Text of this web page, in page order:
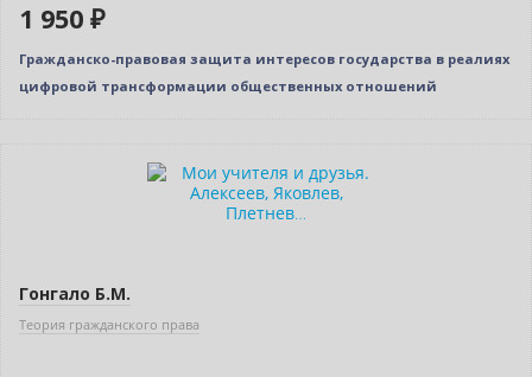
1 950 ₽
Гражданско-правовая защита интересов государства в реалиях
цифровой трансформации общественных отношений
Гонгало Б.М.
Теория гражданского права